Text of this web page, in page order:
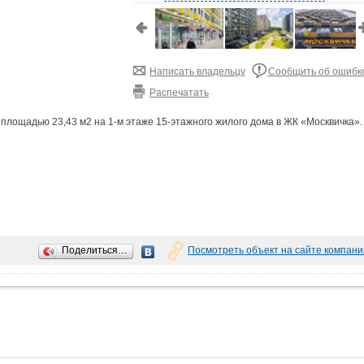
Написать владельцу
Сообщить об
Распечатать
23,43 м2 на 1-м этаже 15-этажного жилого дома в ЖК «Москвичка».
его по своему вкусу и требованиям бизнеса;
Коммунарка;
напрямую от собственника - компании «Аструм Недвижимость»,
Посмотреть объект на сайте
Поделиться…